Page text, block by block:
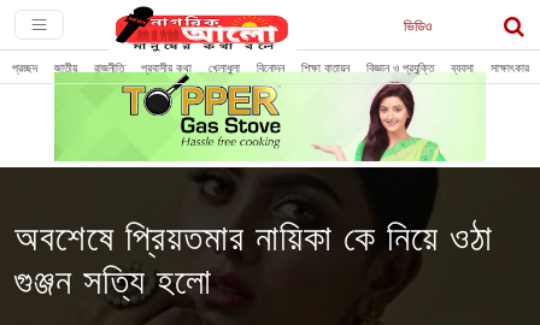
ভিডিও
প্রচ্ছদ জাতীয় রাজনীতি প্রবাসীর কথা খেলাধুলা বিনোদন শিক্ষা বাতায়ন বিজ্ঞান ও প্রযুক্তি ব্যবসা সাক্ষাৎকার
অবশেষে প্রিয়তমার নায়িকা কে নিয়ে ওঠা
গুঞ্জন সত্যি হলো